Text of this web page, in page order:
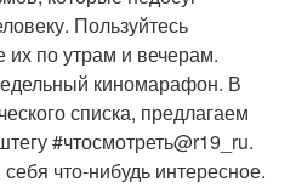
Пользуйтесь
их по утрам и вечерам.
киномарафон. В
списка, предлагаем
#чтосмотреть@r19_ru.
что-нибудь интересное.